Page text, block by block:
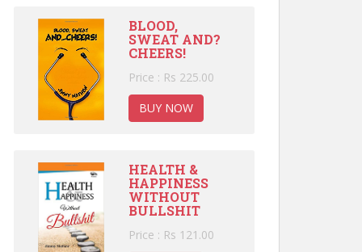
BLOOD,
SWEAT AND?
CHEERS!
Price : Rs 225.00
BUY NOW
HEALTH &
HAPPINESS
WITHOUT
BULLSHIT
Price : Rs 121.00